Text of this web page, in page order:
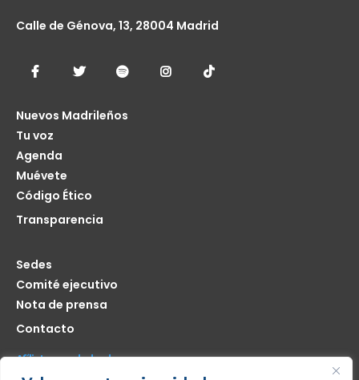
Calle de Génova, 13, 28004 Madrid
Nuevos Madrileños
Tu voz
Agenda
Muévete
Código Ético
Transparencia
Sedes
Comité ejecutivo
Nota de prensa
Contacto
Afíliate seas de donde seas